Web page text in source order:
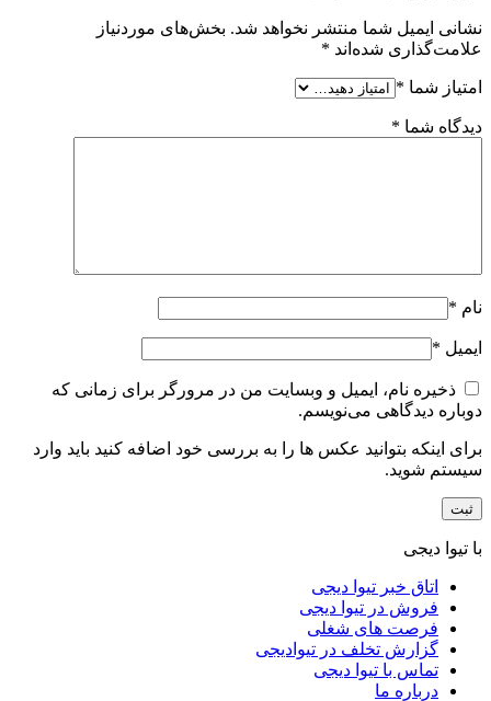
نشانی ایمیل شما منتشر نخواهد شد. بخش‌های موردنیاز
علامت‌گذاری شده‌اند *
امتیاز شما *
دیدگاه شما *
نام *
ایمیل *
ذخیره نام، ایمیل و وبسایت من در مرورگر برای زمانی که
دوباره دیدگاهی می‌نویسم.
برای اینکه بتوانید عکس ها را به بررسی خود اضافه کنید باید وارد
سیستم شوید.
با تیوا دیجی
اتاق خبر تیوا دیجی
فروش در تیوا دیجی
فرصت های شغلی
گزارش تخلف در تیوادیجی
تماس با تیوا دیجی
درباره ما